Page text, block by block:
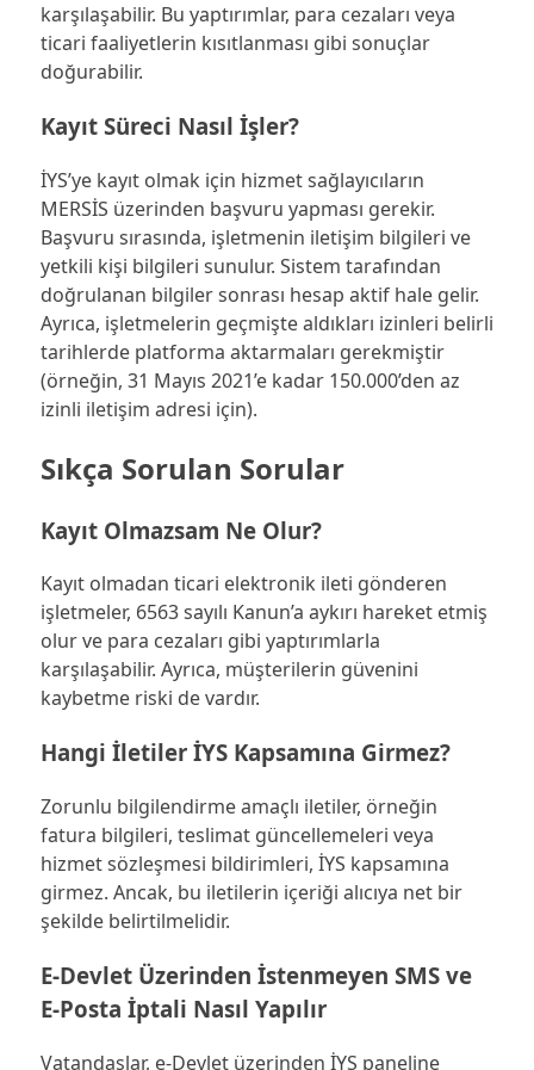
karşılaşabilir. Bu yaptırımlar, para cezaları veya
ticari faaliyetlerin kısıtlanması gibi sonuçlar
doğurabilir.
Kayıt Süreci Nasıl İşler?
İYS’ye kayıt olmak için hizmet sağlayıcıların
MERSİS üzerinden başvuru yapması gerekir.
Başvuru sırasında, işletmenin iletişim bilgileri ve
yetkili kişi bilgileri sunulur. Sistem tarafından
doğrulanan bilgiler sonrası hesap aktif hale gelir.
Ayrıca, işletmelerin geçmişte aldıkları izinleri belirli
tarihlerde platforma aktarmaları gerekmiştir
(örneğin, 31 Mayıs 2021’e kadar 150.000’den az
izinli iletişim adresi için).
Sıkça Sorulan Sorular
Kayıt Olmazsam Ne Olur?
Kayıt olmadan ticari elektronik ileti gönderen
işletmeler, 6563 sayılı Kanun’a aykırı hareket etmiş
olur ve para cezaları gibi yaptırımlarla
karşılaşabilir. Ayrıca, müşterilerin güvenini
kaybetme riski de vardır.
Hangi İletiler İYS Kapsamına Girmez?
Zorunlu bilgilendirme amaçlı iletiler, örneğin
fatura bilgileri, teslimat güncellemeleri veya
hizmet sözleşmesi bildirimleri, İYS kapsamına
girmez. Ancak, bu iletilerin içeriği alıcıya net bir
şekilde belirtilmelidir.
E-Devlet Üzerinden İstenmeyen SMS ve
E-Posta İptali Nasıl Yapılır
Vatandaşlar, e-Devlet üzerinden İYS paneline